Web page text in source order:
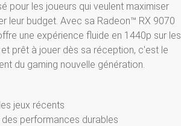
pour les joueurs qui veulent maximiser
leur budget. Avec sa Radeon™ RX 9070
une expérience fluide en 1440p sur les
prêt à jouer dès sa réception, c'est le
du gaming nouvelle génération.
jeux récents
performances durables